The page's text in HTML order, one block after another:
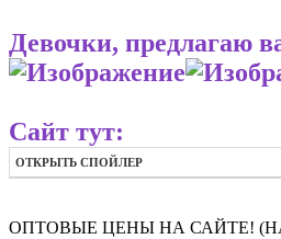
Девочки,
Сайт тут:
ОТКРЫТЬ СПОЙЛЕР
ОПТОВЫЕ ЦЕНЫ НА САЙТЕ!